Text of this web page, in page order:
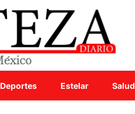
Deportes Estelar Salud